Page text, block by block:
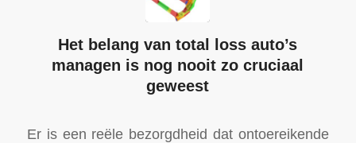
Het belang van total loss auto’s
managen is nog nooit zo cruciaal
geweest
Er is een reële bezorgdheid dat ontoereikende